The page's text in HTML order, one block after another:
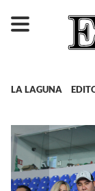
LA LAGUNA